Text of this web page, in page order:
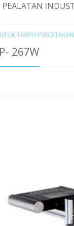
PEALATAN
TARIFH
267W